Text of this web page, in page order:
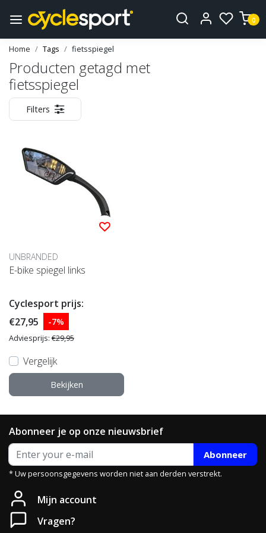
0
Home Tags fietsspiegel
Producten getagd met
fietsspiegel
Filters
UNBRANDED
E-bike spiegel links
Cyclesport prijs:
€27,95
-7%
Adviesprijs: €29,95
Vergelijk
Bekijken
Abonneer je op onze nieuwsbrief
Abonneer
* Uw persoonsgegevens worden niet aan derden verstrekt.
Mijn account
Vragen?